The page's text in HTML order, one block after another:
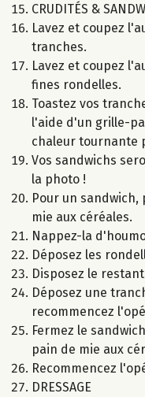
CRUDITÉS &
Lavez et coupez
tranches.
Lavez et coupez
fines rondelles.
Toastez vos
l'aide d'un grille-
chaleur tournante
Vos sandwichs
la photo !
Pour un
mie aux céréales.
Nappez-la
Déposez les
Disposez le
Déposez une
recommencez
Fermez le
pain de mie aux
Recommencez
DRESSAGE